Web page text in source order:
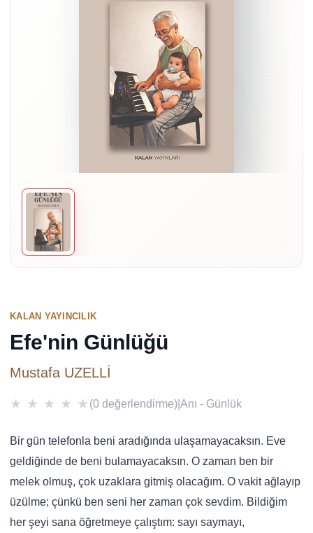
KALAN YAYINCILIK
Efe'nin Günlüğü
Mustafa UZELLİ
★ ★ ★ ★ ★ (0 değerlendirme) Anı - Günlük
Bir gün telefonla beni aradığında ulaşamayacaksın. Eve
geldiğinde de beni bulamayacaksın. O zaman ben bir
melek olmuş, çok uzaklara gitmiş olacağım. O vakit ağlayıp
üzülme; çünkü ben seni her zaman çok sevdim. Bildiğim
her şeyi sana öğretmeye çalıştım: sayı saymayı,